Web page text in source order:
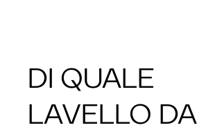
DI QUALE
LAVELLO DA